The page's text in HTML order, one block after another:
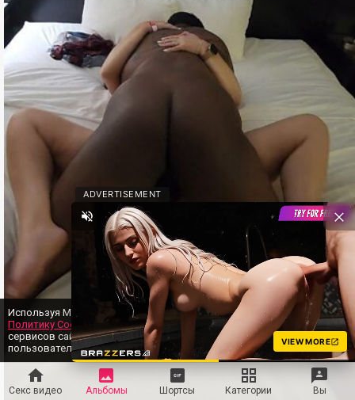
Секс видео Альбомы Шортсы Категории Вы
Используя MYLUST, вы даёте согласие на нашу
Политику Cookie
. Это нужно для предоставления
сервисов сайта и улучшения вашего
пользовательского опыта.
OK
ADVERTISEMENT
VIEW MORE